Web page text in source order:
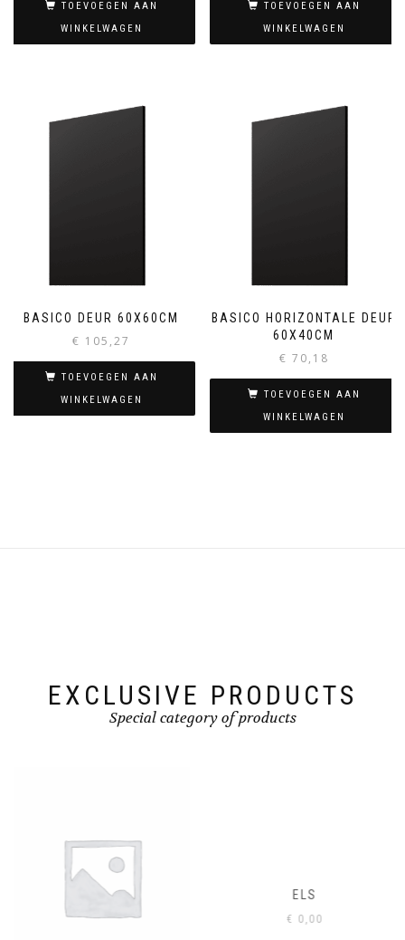
TOEVOEGEN AAN
WINKELWAGEN
TOEVOEGEN AAN
WINKELWAGEN
BASICO DEUR 60X60CM
€ 105,27
TOEVOEGEN AAN
WINKELWAGEN
BASICO HORIZONTALE DEUR
60X40CM
€ 70,18
TOEVOEGEN AAN
WINKELWAGEN
EXCLUSIVE PRODUCTS
Special category of products
ELS
€ 0,00